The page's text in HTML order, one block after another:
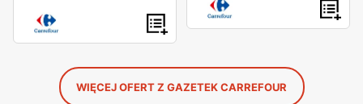
WIĘCEJ OFERT Z GAZETEK CARREFOUR